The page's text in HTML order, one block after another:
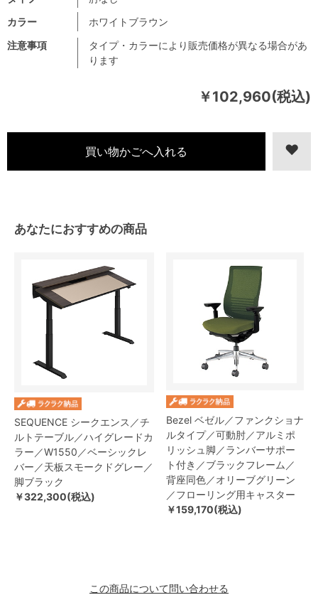
￥102,960(税込)
注意事項
タイプ・カラーにより販売価格が異なる場合があ
ります
カラー
ホワイトブラウン
あなたにおすすめの商品
SEQUENCE シークエンス／チ
ルトテーブル／ハイグレードカ
ラー／W1550／ベーシックレ
バー／天板スモークドグレー／
脚ブラック
￥322,300(税込)
Bezel ベゼル／ファンクショナ
ルタイプ／可動肘／アルミポ
リッシュ脚／ランバーサポー
ト付き／ブラックフレーム／
背座同色／オリーブグリーン
／フローリング用キャスター
￥159,170(税込)
この商品について問い合わせる